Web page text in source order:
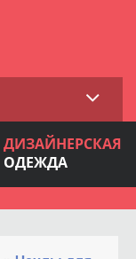
ДИЗАЙНЕРСКАЯ
ОДЕЖДА